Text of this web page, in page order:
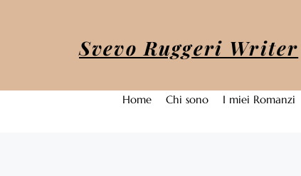
Svevo Ruggeri Writer
Home Chi sono I miei Romanzi